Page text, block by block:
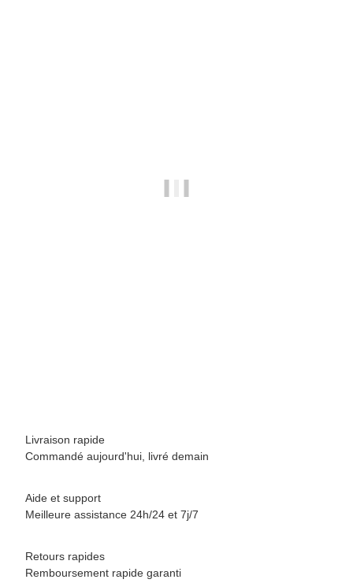
Livraison rapide
Commandé aujourd'hui, livré demain
Aide et support
Meilleure assistance 24h/24 et 7j/7
Retours rapides
Remboursement rapide garanti